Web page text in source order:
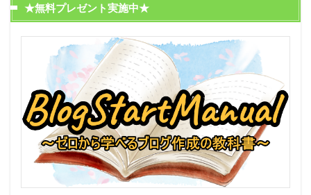
★無料プレゼント実施中★